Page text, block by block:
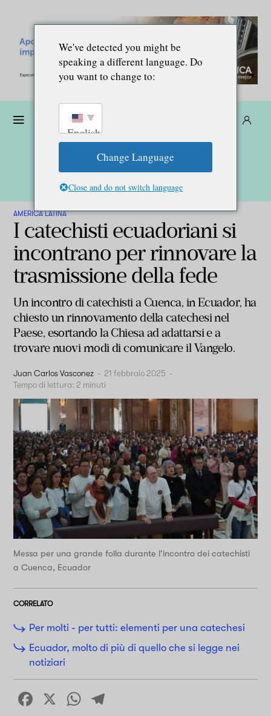
AMERICA LATINA
I catechisti ecuadoriani si
incontrano per rinnovare la
trasmissione della fede
Un incontro di catechisti a Cuenca, in Ecuador, ha
chiesto un rinnovamento della catechesi nel
Paese, esortando la Chiesa ad adattarsi e a
trovare nuovi modi di comunicare il Vangelo.
Juan Carlos Vasconez - 21 febbraio 2025 -
Tempo di lettura: 2 minuti
Messa per una grande folla durante l'incontro dei catechisti
a Cuenca, Ecuador
CORRELATO
Per molti - per tutti: elementi per una catechesi
Ecuador, molto di più di quello che si legge nei
notiziari
Facebook
X WhatsApp
We've detected you might be
speaking a different language. Do
you want to change to:
English
Change Language
Close and do not switch language